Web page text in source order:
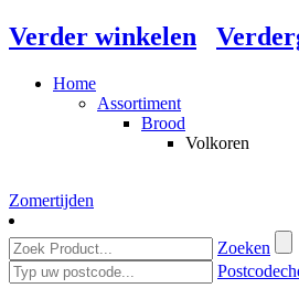
Verder winkelen
Home
Assortiment
Brood
Volkoren
Zomertijden
Zoeken